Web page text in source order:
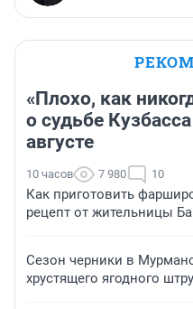
«Плохо, как
о судьбе
августе
10 часов 7 980 10
Как приготовить
рецепт от жительницы
Сезон черники в
хрустящего ягодного